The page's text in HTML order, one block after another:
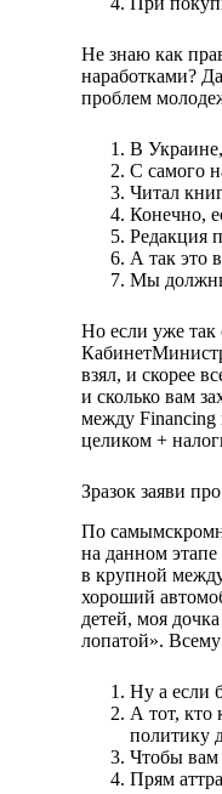
Не знаю как
наработками?
проблем
В
С самого
Читал
Конечно,
Редакция
А так это
Мы должны
Но если уже
взял, и скорее
и сколько вам
между Financing
целиком +
Зразок заяви
По
на данном
в крупной
хороший
детей, моя
лопатой».
Ну а если
А тот, кто
политику
Чтобы вам
Прям